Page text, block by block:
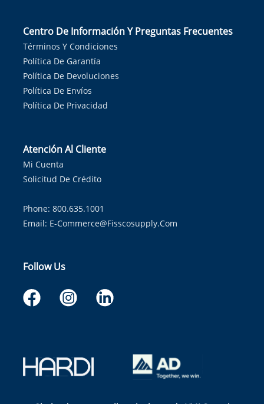
Centro De Información Y Preguntas Frecuentes
Términos Y Condiciones
Política De Garantía
Política De Devoluciones
Política De Envíos
Política De Privacidad
Atención Al Cliente
Mi Cuenta
Solicitud De Crédito
Phone: 800.635.1001
Email: E-Commerce@fisscosupply.com
Follow Us